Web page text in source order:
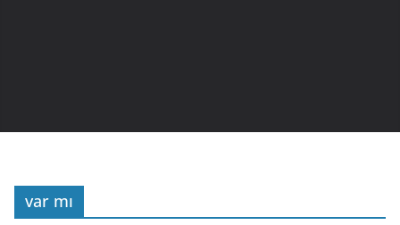
var mı